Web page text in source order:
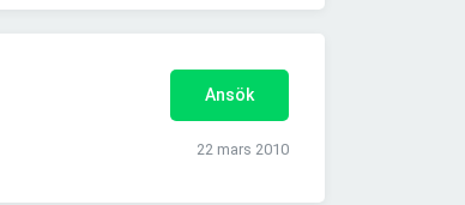
Ansök
22 mars 2010